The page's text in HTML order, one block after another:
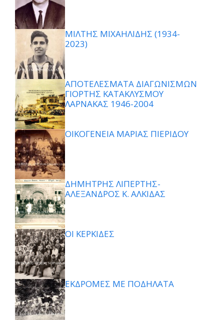
ΜΙΛΤΗΣ ΜΙΧΑΗΛΙΔΗΣ (1934-
2023)
ΑΠΟΤΕΛΕΣΜΑΤΑ ΔΙΑΓΩΝΙΣΜΩΝ
ΓΙΟΡΤΗΣ ΚΑΤΑΚΛΥΣΜΟΥ
ΛΑΡΝΑΚΑΣ 1946-2004
ΟΙΚΟΓΕΝΕΙΑ ΜΑΡΙΑΣ ΠΙΕΡΙΔΟΥ
ΔΗΜΗΤΡΗΣ ΛΙΠΕΡΤΗΣ-
ΑΛΕΞΑΝΔΡΟΣ Κ. ΑΛΚΙΔΑΣ
ΟΙ ΚΕΡΚΙΔΕΣ
ΕΚΔΡΟΜΕΣ ΜΕ ΠΟΔΗΛΑΤΑ